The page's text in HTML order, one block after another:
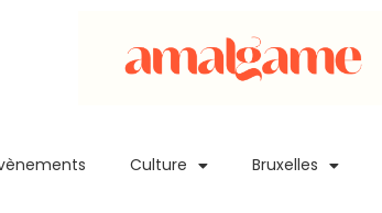
Culture Bruxelles